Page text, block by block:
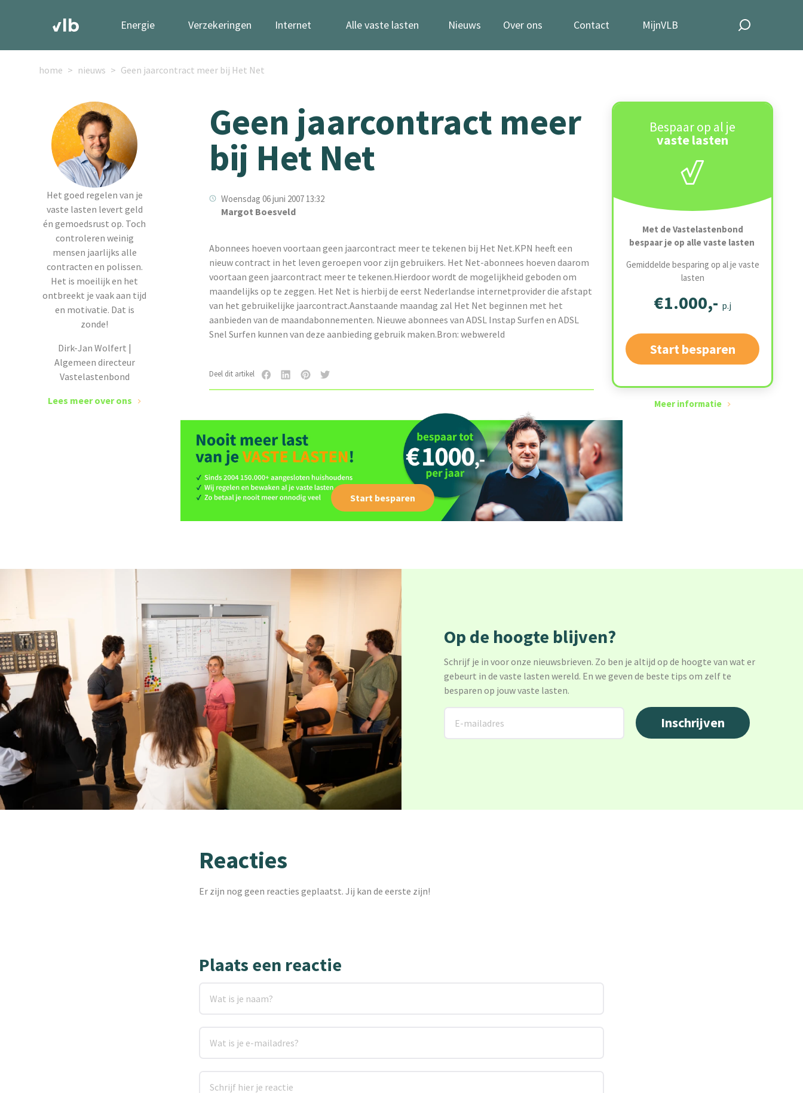
Energie Verzekeringen Internet Alle vaste lasten Nieuws Over ons Contact MijnVLB
home nieuws Geen jaarcontract meer bij Het Net
Het goed regelen van je
vaste lasten levert geld
én gemoedsrust op. Toch
controleren weinig
mensen jaarlijks alle
contracten en polissen.
Het is moeilijk en het
ontbreekt je vaak aan tijd
en motivatie. Dat is
zonde!
Dirk-Jan Wolfert |
Algemeen directeur
Vastelastenbond
Lees meer over ons
Bespaar op al je
vaste lasten
Met de Vastelastenbond
bespaar je op alle vaste lasten
Gemiddelde besparing op al je vaste
lasten
€1.000,- p.j
Start besparen
Meer informatie
Geen jaarcontract meer
bij Het Net
Woensdag 06 juni 2007 13:32
Margot Boesveld
Abonnees hoeven voortaan geen jaarcontract meer te tekenen bij Het Net.KPN heeft een
nieuw contract in het leven geroepen voor zijn gebruikers. Het Net-abonnees hoeven daarom
voortaan geen jaarcontract meer te tekenen.Hierdoor wordt de mogelijkheid geboden om
maandelijks op te zeggen. Het Net is hierbij de eerst Nederlandse internetprovider die afstapt
van het gebruikelijke jaarcontract.Aanstaande maandag zal Het Net beginnen met het
aanbieden van de maandabonnementen. Nieuwe abonnees van ADSL Instap Surfen en ADSL
Snel Surfen kunnen van deze aanbieding gebruik maken.Bron: webwereld
Deel dit artikel
Start besparen
Op de hoogte blijven?
Schrijf je in voor onze nieuwsbrieven. Zo ben je altijd op de hoogte van wat er
gebeurt in de vaste lasten wereld. En we geven de beste tips om zelf te
besparen op jouw vaste lasten.
Reacties
Er zijn nog geen reacties geplaatst. Jij kan de eerste zijn!
Plaats een reactie